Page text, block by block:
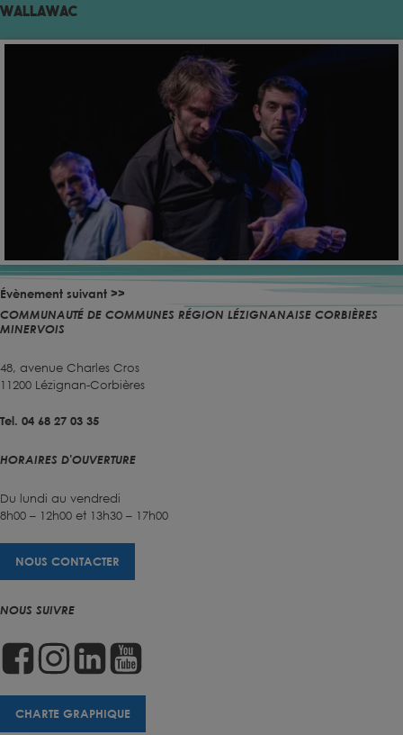
Wallawac
Évènement suivant >>
COMMUNAUTÉ DE COMMUNES RÉGION LÉZIGNANAISE CORBIÈRES
MINERVOIS
48, avenue Charles Cros
11200 Lézignan-Corbières
Tel. 04 68 27 03 35
HORAIRES D'OUVERTURE
Du lundi au vendredi
8h00 – 12h00 et 13h30 – 17h00
NOUS CONTACTER
NOUS SUIVRE
CHARTE GRAPHIQUE